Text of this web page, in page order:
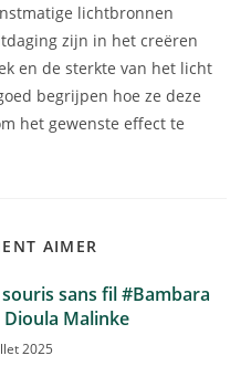
lichtbronnen
zijn in het creëren
en de sterkte van het licht
begrijpen hoe ze deze
het gewenste effect te
AIMER
sans fil #Bambara
Malinke
2025